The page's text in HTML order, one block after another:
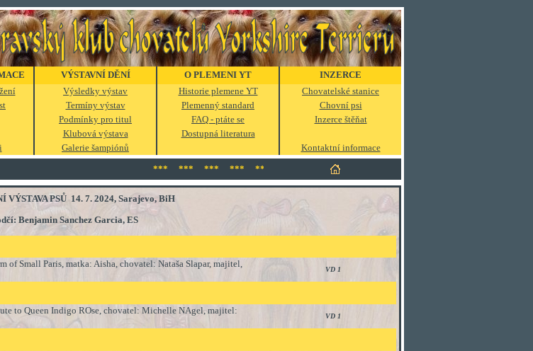
VÝSTAVNÍ DĚNÍ O PLEMENI YT
INZERCE
Výsledky výstav Historie plemene YT
Chovatelské stanice
Termíny výstav Plemenný standard
Chovní psi
Podmínky pro titul FAQ - ptáte se
Inzerce štěňat
Klubová výstava
Dostupná literatura
Galerie šampiónů
Kontaktní informace
*** *** *** *** *** *** *** *** *** *** *** *** *** ***
VÝSTAVA PSŮ 14. 7. 2024, Sarajevo, BiH
Benjamin Sanchez Garcia, ES
Small Paris, matka: Aisha, chovatel: Nataša Slapar, majitel,
VD 1
to Queen Indigo ROse, chovatel: Michelle NAgel, majitel:
VD 1